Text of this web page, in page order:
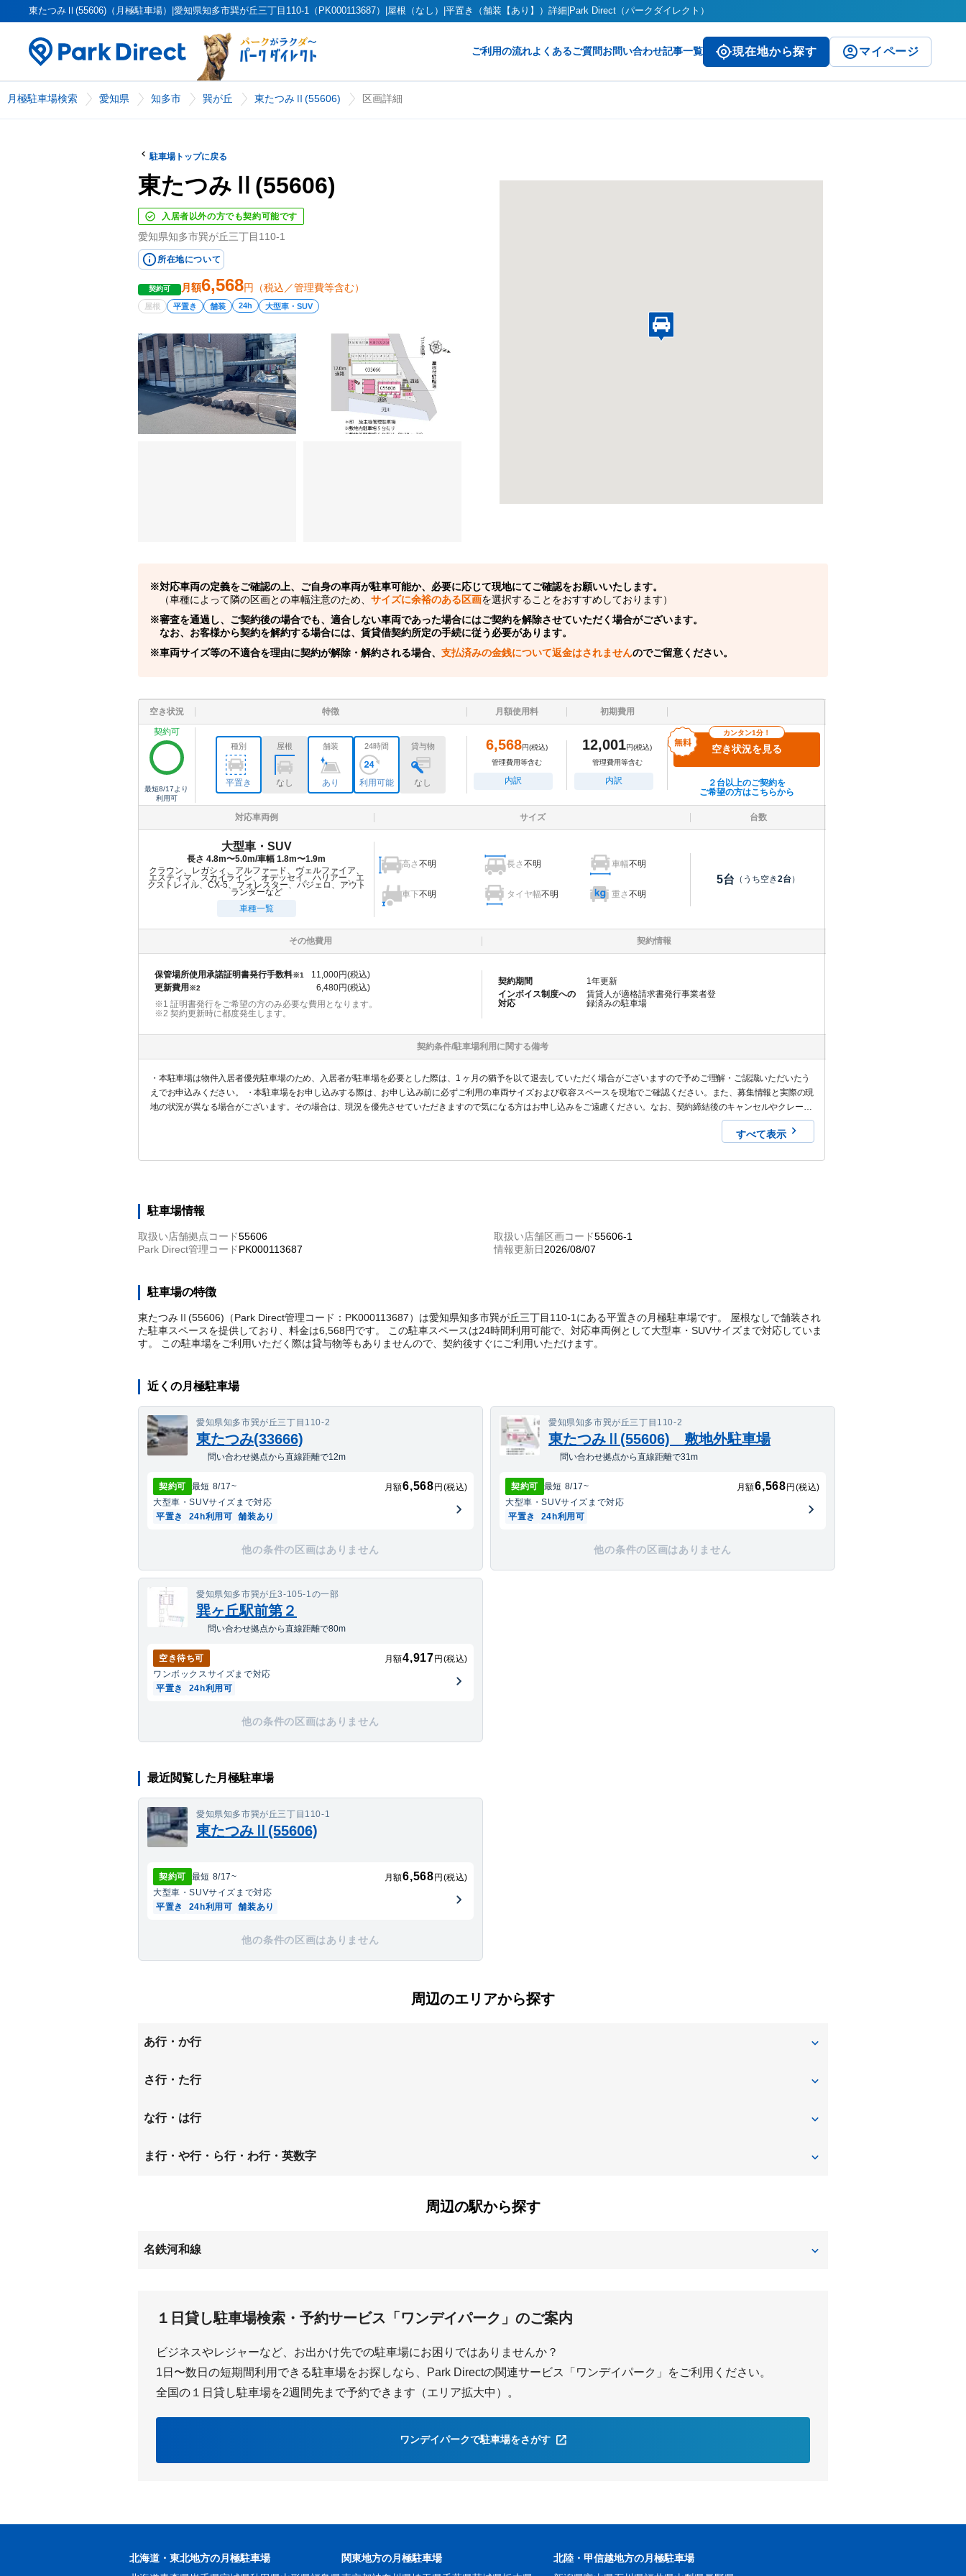
東たつみⅡ(55606)（月極駐車場）|愛知県知多市巽が丘三丁目110-1（PK000113687）|屋根（なし）|平置き（舗装【あり】）詳細|Park Direct（パークダイレクト）
ご利用の流れよくあるご質問お問い合わせ記事一覧 現在地から探す マイページ
月極駐車場検索 愛知県 知多市 巽が丘 東たつみⅡ(55606) 区画詳細
駐車場トップに戻る
東たつみⅡ(55606)
入居者以外の方でも契約可能です
愛知県知多市巽が丘三丁目110-1
所在地について
契約可 月額6,568円（税込／管理費等含む）
屋根 平置き 舗装 24h 大型車・SUV
対応車両の定義をご確認の上、ご自身の車両が駐車可能か、必要に応じて現地にてご確認をお願いいたします。
（車種によって隣の区画との車幅注意のため、 サイズに余裕のある区画を選択することをおすすめしております）
審査を通過し、ご契約後の場合でも、適合しない車両であった場合にはご契約を解除させていただく場合がございます。
なお、お客様から契約を解約する場合には、賃貸借契約所定の手続に従う必要があります。
車両サイズ等の不適合を理由に契約が解除・解約される場合、 支払済みの金銭について返金はされませんのでご留意ください。
空き状況 特徴 月額使用料
初期費用
契約可
最短8/17 より
利用可
種別
平置き
屋根
なし
舗装
あり
24時間
利用可能
貸与物
なし
6,568円(税込)
管理費用等含む
内訳
12,001円(税込)
管理費用等含む
内訳
カンタン1分！
空き状況を見る
２台以上のご契約を
ご希望の方はこちらから
対応車両例 サイズ 台数
大型車・SUV
長さ 4.8m〜5.0m/車幅 1.8m〜1.9m
クラウン、レガシィ、アルファード、ヴェルファイア、
エスティマ、スカイライン、オデッセイ、ハリアー、エ
クストレイル、CX-5、フォレスター、パジェロ、アウト
ランダーなど
車種一覧
高さ不明 長さ不明 車幅不明
車下不明 タイヤ幅不明 重さ不明
5台 （うち空き2台）
その他費用 契約情報
保管場所使用承諾証明書発行手数料※1 11,000円(税込)
更新費用※2 6,480円(税込)
※1 証明書発行をご希望の方のみ必要な費用となります。
※2 契約更新時に都度発生します。
契約期間 1年更新
インボイス制度への
対応
賃貸人が適格請求書発行事業者登
録済みの駐車場
契約条件/駐車場利用に関する備考
・本駐車場は物件入居者優先駐車場のため、入居者が駐車場を必要とした際は、1 ヶ月の猶予を以て退去していただく場合がございますので予めご理解・ご認識いただいたう
えでお申込みください。 ・本駐車場をお申し込みする際は、お申し込み前に必ずご利用の車両サイズおよび収容スペースを現地でご確認ください。また、募集情報と実際の現
地の状況が異なる場合がございます。その場合は、現況を優先させていただきますので気になる方はお申し込みをご遠慮ください。なお、契約締結後のキャンセルやクレーム
すべて表示
駐車場情報
取扱い店舗拠点コード55606 取扱い店舗区画コード55606-1
Park Direct管理コードPK000113687 情報更新日2026/08/07
駐車場の特徴
東たつみⅡ(55606)（Park Direct管理コード：PK000113687）は愛知県知多市巽が丘三丁目110-1にある平置きの月極駐車場です。 屋根なしで舗装され
た駐車スペースを提供しており、料金は6,568円です。 この駐車スペースは24時間利用可能で、対応車両例として大型車・SUVサイズまで対応していま
す。 この駐車場をご利用いただく際は貸与物等もありませんので、契約後すぐにご利用いただけます。
近くの月極駐車場
愛知県知多市巽が丘三丁目110-2
東たつみ(33666)
問い合わせ拠点から直線距離で12m
契約可 最短 8/17~ 月額6,568 円(税込)
大型車・SUVサイズまで対応
平置き
24h利用可 舗装あり
他の条件の区画はありません
愛知県知多市巽が丘三丁目110-2
東たつみⅡ(55606) 敷地外駐車場
問い合わせ拠点から直線距離で31m
契約可 最短 8/17~ 月額6,568 円(税込)
大型車・SUVサイズまで対応
平置き
24h利用可
他の条件の区画はありません
愛知県知多市巽が丘3-105-1の一部
巽ヶ丘駅前第２
問い合わせ拠点から直線距離で80m
空き待ち可 月額4,917 円(税込)
ワンボックスサイズまで対応
平置き
24h利用可
他の条件の区画はありません
最近閲覧した月極駐車場
愛知県知多市巽が丘三丁目110-1
東たつみⅡ(55606)
契約可 最短 8/17~ 月額6,568 円(税込)
大型車・SUVサイズまで対応
平置き
24h利用可 舗装あり
他の条件の区画はありません
周辺のエリアから探す
あ行・か行
卯坂
さ行・た行
巽が丘
な行・は行
西巽が丘 原
ま行・や行・ら行・わ行・英数字
周辺の駅から探す
名鉄河和線
１日貸し駐車場検索・予約サービス「ワンデイパーク」のご案内
ビジネスやレジャーなど、お出かけ先での駐車場にお困りではありませんか？
1日〜数日の短期間利用できる駐車場をお探しなら、Park Directの関連サービス「ワンデイパーク」をご利用ください。
全国の１日貸し駐車場を2週間先まで予約できます（エリア拡大中）。
ワンデイパークで駐車場をさがす
北海道・東北地方の月極駐車場
関東地方の月極駐車場
北陸・甲信越地方の月極駐車場